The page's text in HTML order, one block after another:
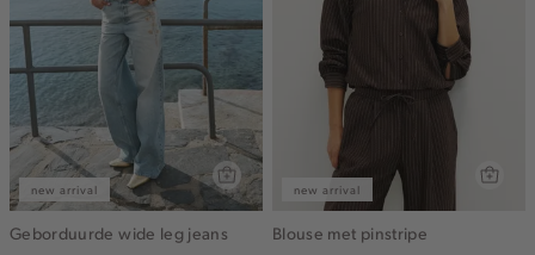
new arrival
Geborduurde wide leg jeans
new arrival
Blouse met pinstripe